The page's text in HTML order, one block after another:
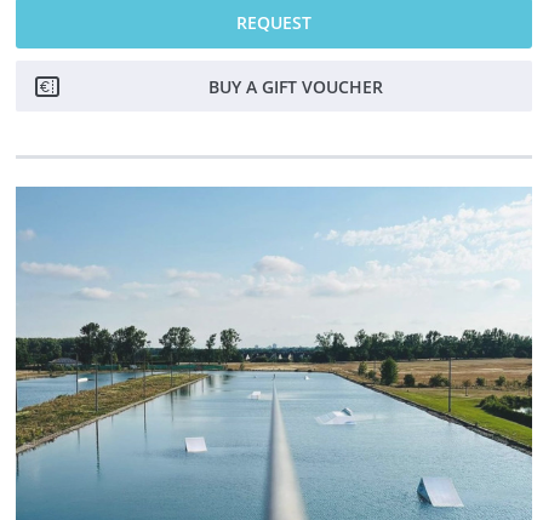
REQUEST
BUY A GIFT VOUCHER